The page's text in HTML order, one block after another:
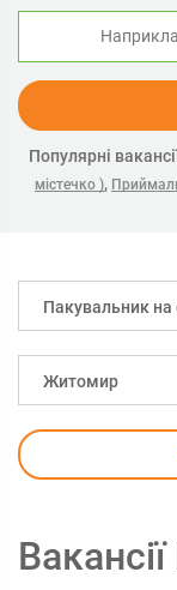
Популярні
містечко ),
Пакувальник на
Житомир